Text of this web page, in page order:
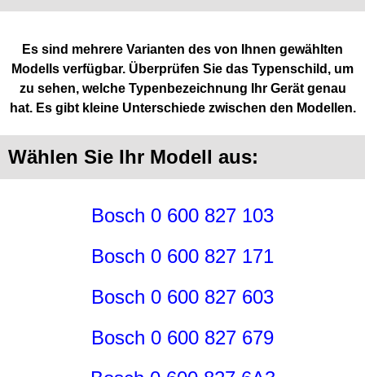
Es sind mehrere Varianten des von Ihnen gewählten
Modells verfügbar. Überprüfen Sie das Typenschild, um
zu sehen, welche Typenbezeichnung Ihr Gerät genau
hat. Es gibt kleine Unterschiede zwischen den Modellen.
Wählen Sie Ihr Modell aus:
Bosch 0 600 827 103
Bosch 0 600 827 171
Bosch 0 600 827 603
Bosch 0 600 827 679